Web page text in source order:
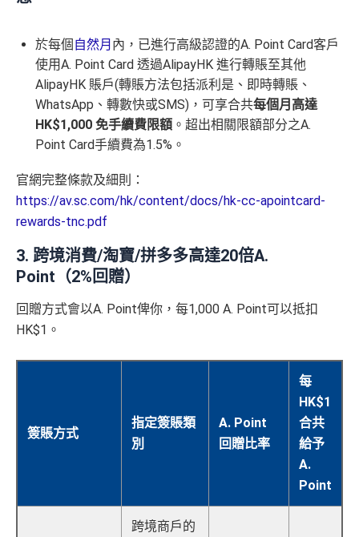
於每個 自然月 內，已進行高級認證的A. Point Card客戶
使用A. Point Card 透過AlipayHK 進行轉賬至其他
AlipayHK 賬戶(轉賬方法包括派利是、即時轉賬、
WhatsApp、轉數快或SMS)，可享合共每個月高達
HK$1,000 免手續費限額 。超出相關限額部分之A.
Point Card手續費為1.5%。
官網完整條款及細則：
https://av.sc.com/hk/content/docs/hk-cc-apointcard-
rewards-tnc.pdf
3. 跨境消費/淘寶/拼多多高達20倍A.
Point（2%回贈）
回贈方式會以A. Point俾你，每1,000 A. Point可以抵扣
HK$1。
簽賬方式
指定簽賬類
別
A. Point
回贈比率
每
HK$1
合共
給予
A.
Point
跨境商戶的